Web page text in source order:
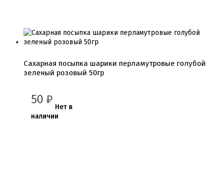
Сахарная посыпка шарики перламутровые голубой
зеленый розовый 50гр
50 ₽
Нет в
наличии